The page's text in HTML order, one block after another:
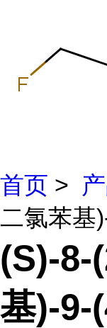
首页 >
二氯苯基
(S)-8-
基)-9-